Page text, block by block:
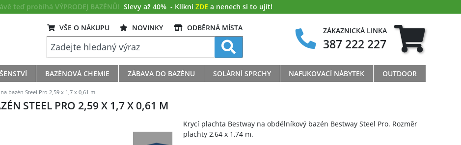
teď probíhá VÝPRODEJ BAZÉNŮ! Slevy až 40% - Klikni ZDE a nenech si to ujít!
VŠE O NÁKUPU NOVINKY ODBĚRNÁ MÍSTA ZÁKAZNICKÁ LINKA
387 222 227
BAZÉNOVÁ CHEMIE ZÁBAVA DO BAZÉNU SOLÁRNÍ SPRCHY NAFUKOVACÍ NÁBYTEK OUTDOOR
bazén Steel Pro 2,59 x 1,7 x 0,61 m
STEEL PRO 2,59 X 1,7 X 0,61 M
Krycí plachta Bestway na obdélníkový bazén Bestway Steel Pro. Rozměr
plachty 2,64 x 1,74 m.